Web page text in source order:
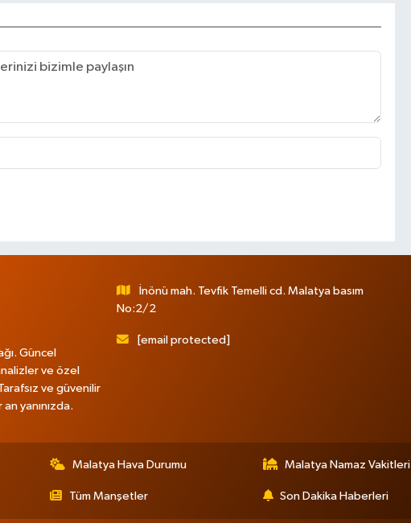
Güncel
ve özel
ve güvenilir
yanınızda.
İnönü mah. Tevfik Temelli cd. Malatya basım
No:2/2
[email protected]
Malatya Hava Durumu Malatya Namaz Vakitleri
Tüm Manşetler Son Dakika Haberleri